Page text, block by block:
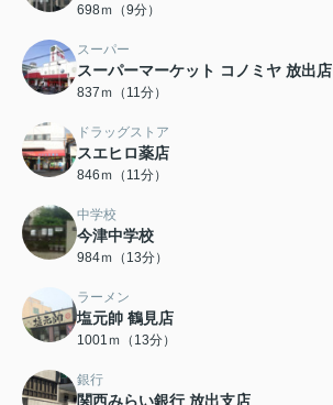
698ｍ（9分）
スーパー
スーパーマーケット コノミヤ 放出店
837ｍ（11分）
ドラッグストア
スエヒロ薬店
846ｍ（11分）
中学校
今津中学校
984ｍ（13分）
ラーメン
塩元帥 鶴見店
1001ｍ（13分）
銀行
関西みらい銀行 放出支店